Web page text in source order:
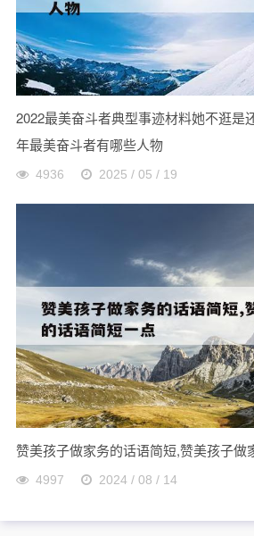
2022最美奋斗者典型事迹材料她不逛是
年最美奋斗者有哪些人物
4936 2025 / 05 / 19
赞美孩子做家务的话语简短,赞美孩子做
4997 2024 / 08 / 14